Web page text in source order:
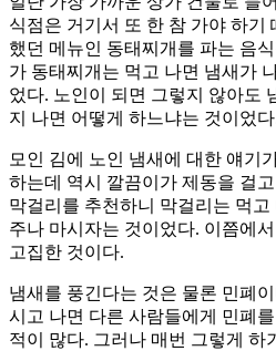
식점은 거기서 또 한 참 가야 하기
했던 메뉴인 동태찌개를 파는 음
가 동태찌개는 먹고 나면 냄새가
었다. 노인이 되면 그렇지 않아도
지 나면 어떻게 하느냐는 것이었
모인 김에 노인 냄새에 대한 얘기
하는데 역시 깔끔이가 제동을 걸
막걸리를 추천하니 막걸리는 먹
주나 마시자는 것이었다. 이쯤에
고집한 것이다.
냄새를 풍긴다는 것은 물론 민폐
시고 나면 다른 사람들에게 민폐
적이 많다. 그러나 매번 그렇게 하